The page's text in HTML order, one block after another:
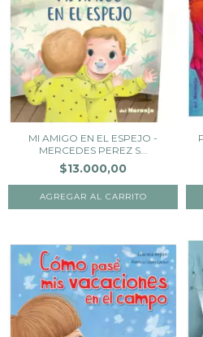
MI AMIGO EN EL ESPEJO -
MERCEDES PEREZ S...
$13.000,00